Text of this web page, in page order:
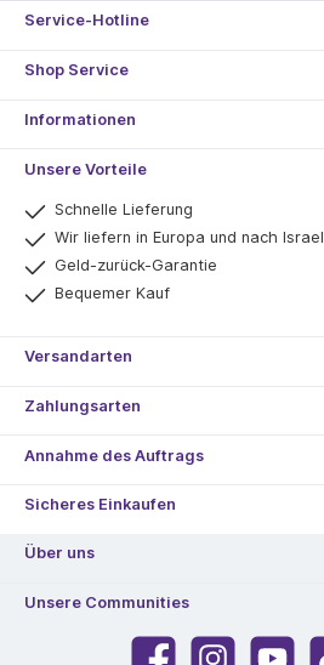
Service-Hotline
Shop Service
Informationen
Unsere Vorteile
Schnelle Lieferung
Wir liefern in Europa und nach Israel
Geld-zurück-Garantie
Bequemer Kauf
Versandarten
Zahlungsarten
Annahme des Auftrags
Sicheres Einkaufen
Über uns
Unsere Communities